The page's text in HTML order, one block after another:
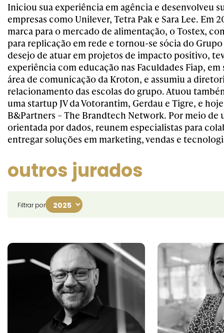
Iniciou sua experiência em agência e desenvolveu
empresas como Unilever, Tetra Pak e Sara Lee. Em
marca para o mercado de alimentação, o Tostex,
para replicação em rede e tornou-se sócia do
desejo de atuar em projetos de impacto positivo,
experiência com educação nas Faculdades Fiap,
área de comunicação da Kroton, e assumiu a
relacionamento das escolas do grupo. Atuou
uma startup JV da Votorantim, Gerdau e Tigre, e
B&Partners – The Brandtech Network. Por meio de
orientada por dados, reunem especialistas para
entregar soluções em marketing, vendas e
outros jurados
Filtrar por